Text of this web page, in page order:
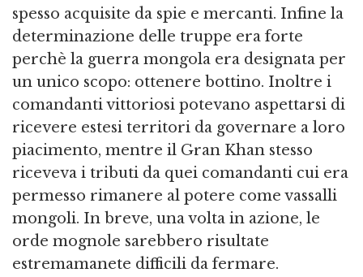
spesso acquisite da spie e mercanti. Infine la
determinazione delle truppe era forte
perchè la guerra mongola era designata per
un unico scopo: ottenere bottino. Inoltre i
comandanti vittoriosi potevano aspettarsi di
ricevere estesi territori da governare a loro
piacimento, mentre il Gran Khan stesso
riceveva i tributi da quei comandanti cui era
permesso rimanere al potere come vassalli
mongoli. In breve, una volta in azione, le
orde mognole sarebbero risultate
estremamanete difficili da fermare.